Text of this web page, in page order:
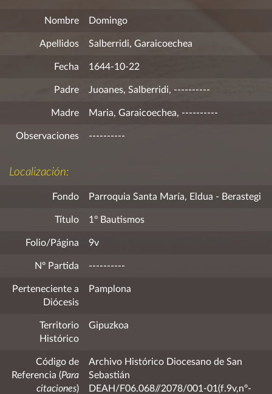
Nombre Domingo
Apellidos Salberridi, Garaicoechea
Fecha 1644-10-22
Padre Juoanes, Salberridi, ----------
Madre Maria, Garaicoechea, ----------
Observaciones ----------
Localización:
Fondo Parroquia Santa María, Eldua - Berastegi
Título 1º Bautismos
Folio/Página 9v
Nº Partida ----------
Perteneciente a
Diócesis
Pamplona
Territorio
Histórico
Gipuzkoa
Código de
Referencia (Para
citaciones)
Archivo Histórico Diocesano de San
Sebastián
DEAH/F06.068//2078/001-01(f.9v,nº-